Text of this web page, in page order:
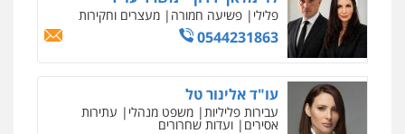
0507587013
עו"ד אביגדור פלדמן
פלילי אסירים צווארון לבן זכויות אדם אזרחי
0505345826
פלילי פשיעה חמורה מעצרים וחקירות
0544231863
עו"ד אלינור טל
עבירות פליליות משפט מנהלי עתירות
אסירים ועדות שחרורים
0522508109
אחסון אתרים
מהירות הגנה גיבוי
מקצועיים לעורכי דין